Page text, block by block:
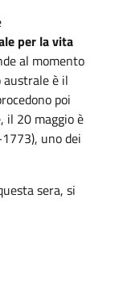
per la vita
al momento
australe è il
poi
il 20 maggio è
uno dei
sera, si